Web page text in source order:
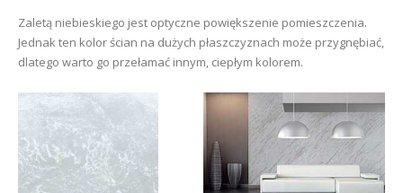
Zaletą niebieskiego jest optyczne powiększenie pomieszczenia.
Jednak ten kolor ścian na dużych płaszczyznach może przygnębiać,
dlatego warto go przełamać innym, ciepłym kolorem.